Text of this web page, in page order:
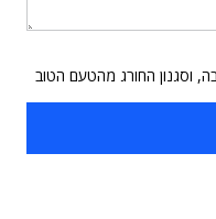
וסגנון החורג מהטעם הטוב